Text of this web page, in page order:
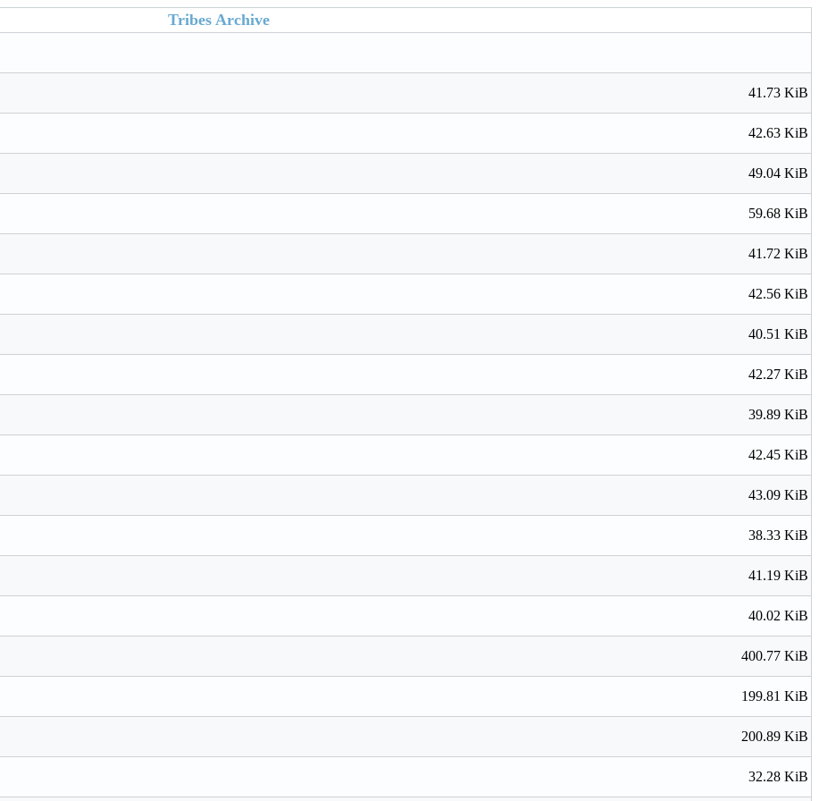
Tribes Archive
41.73 KiB
42.63 KiB
49.04 KiB
59.68 KiB
41.72 KiB
42.56 KiB
40.51 KiB
42.27 KiB
39.89 KiB
42.45 KiB
43.09 KiB
38.33 KiB
41.19 KiB
40.02 KiB
400.77 KiB
199.81 KiB
200.89 KiB
32.28 KiB